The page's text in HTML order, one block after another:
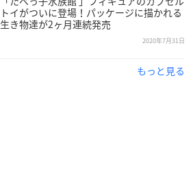
トイがついに登場！パッケージに描かれる
生き物達が2ヶ月連続発売
2020年7月31日
もっと見る